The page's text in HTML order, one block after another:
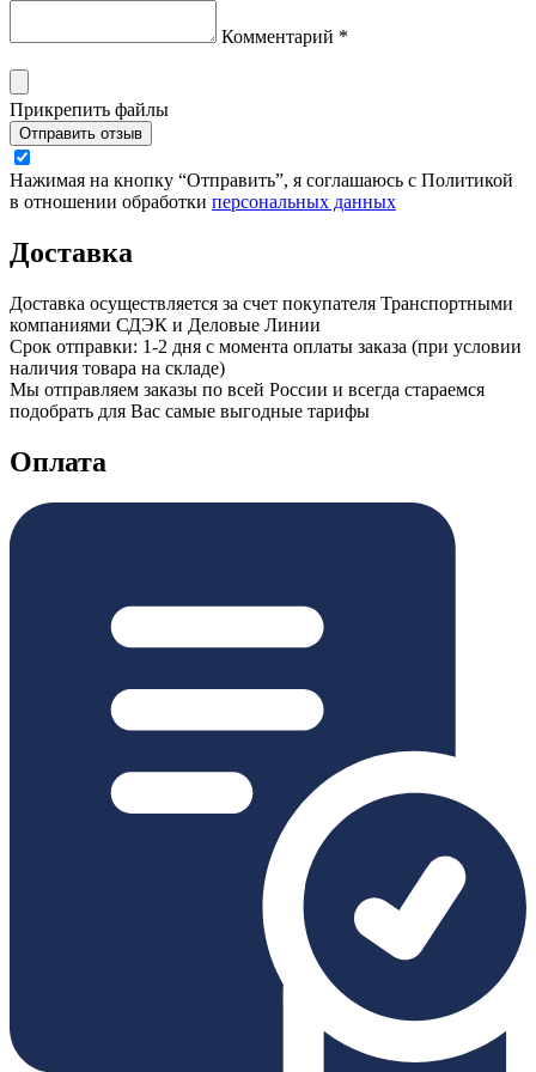
Комментарий *
Прикрепить файлы
Отправить отзыв
Нажимая на кнопку “Отправить”, я соглашаюсь с Политикой
в отношении обработки персональных данных
Доставка
Доставка осуществляется за счет покупателя Транспортными
компаниями СДЭК и Деловые Линии
Срок отправки: 1-2 дня с момента оплаты заказа (при условии
наличия товара на складе)
Мы отправляем заказы по всей России и всегда стараемся
подобрать для Вас самые выгодные тарифы
Оплата